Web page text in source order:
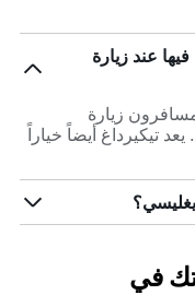
عند زيارة
زيارة
تيكيرداغ أيضاً خياراً
في